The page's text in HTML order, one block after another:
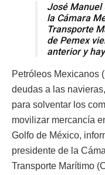
José Manuel
la Cámara
Transporte
de Pemex
anterior y
Petróleos Mexicanos
deudas a las
para solventar los
movilizar mercancía
Golfo de México,
presidente de la
Transporte Marítimo